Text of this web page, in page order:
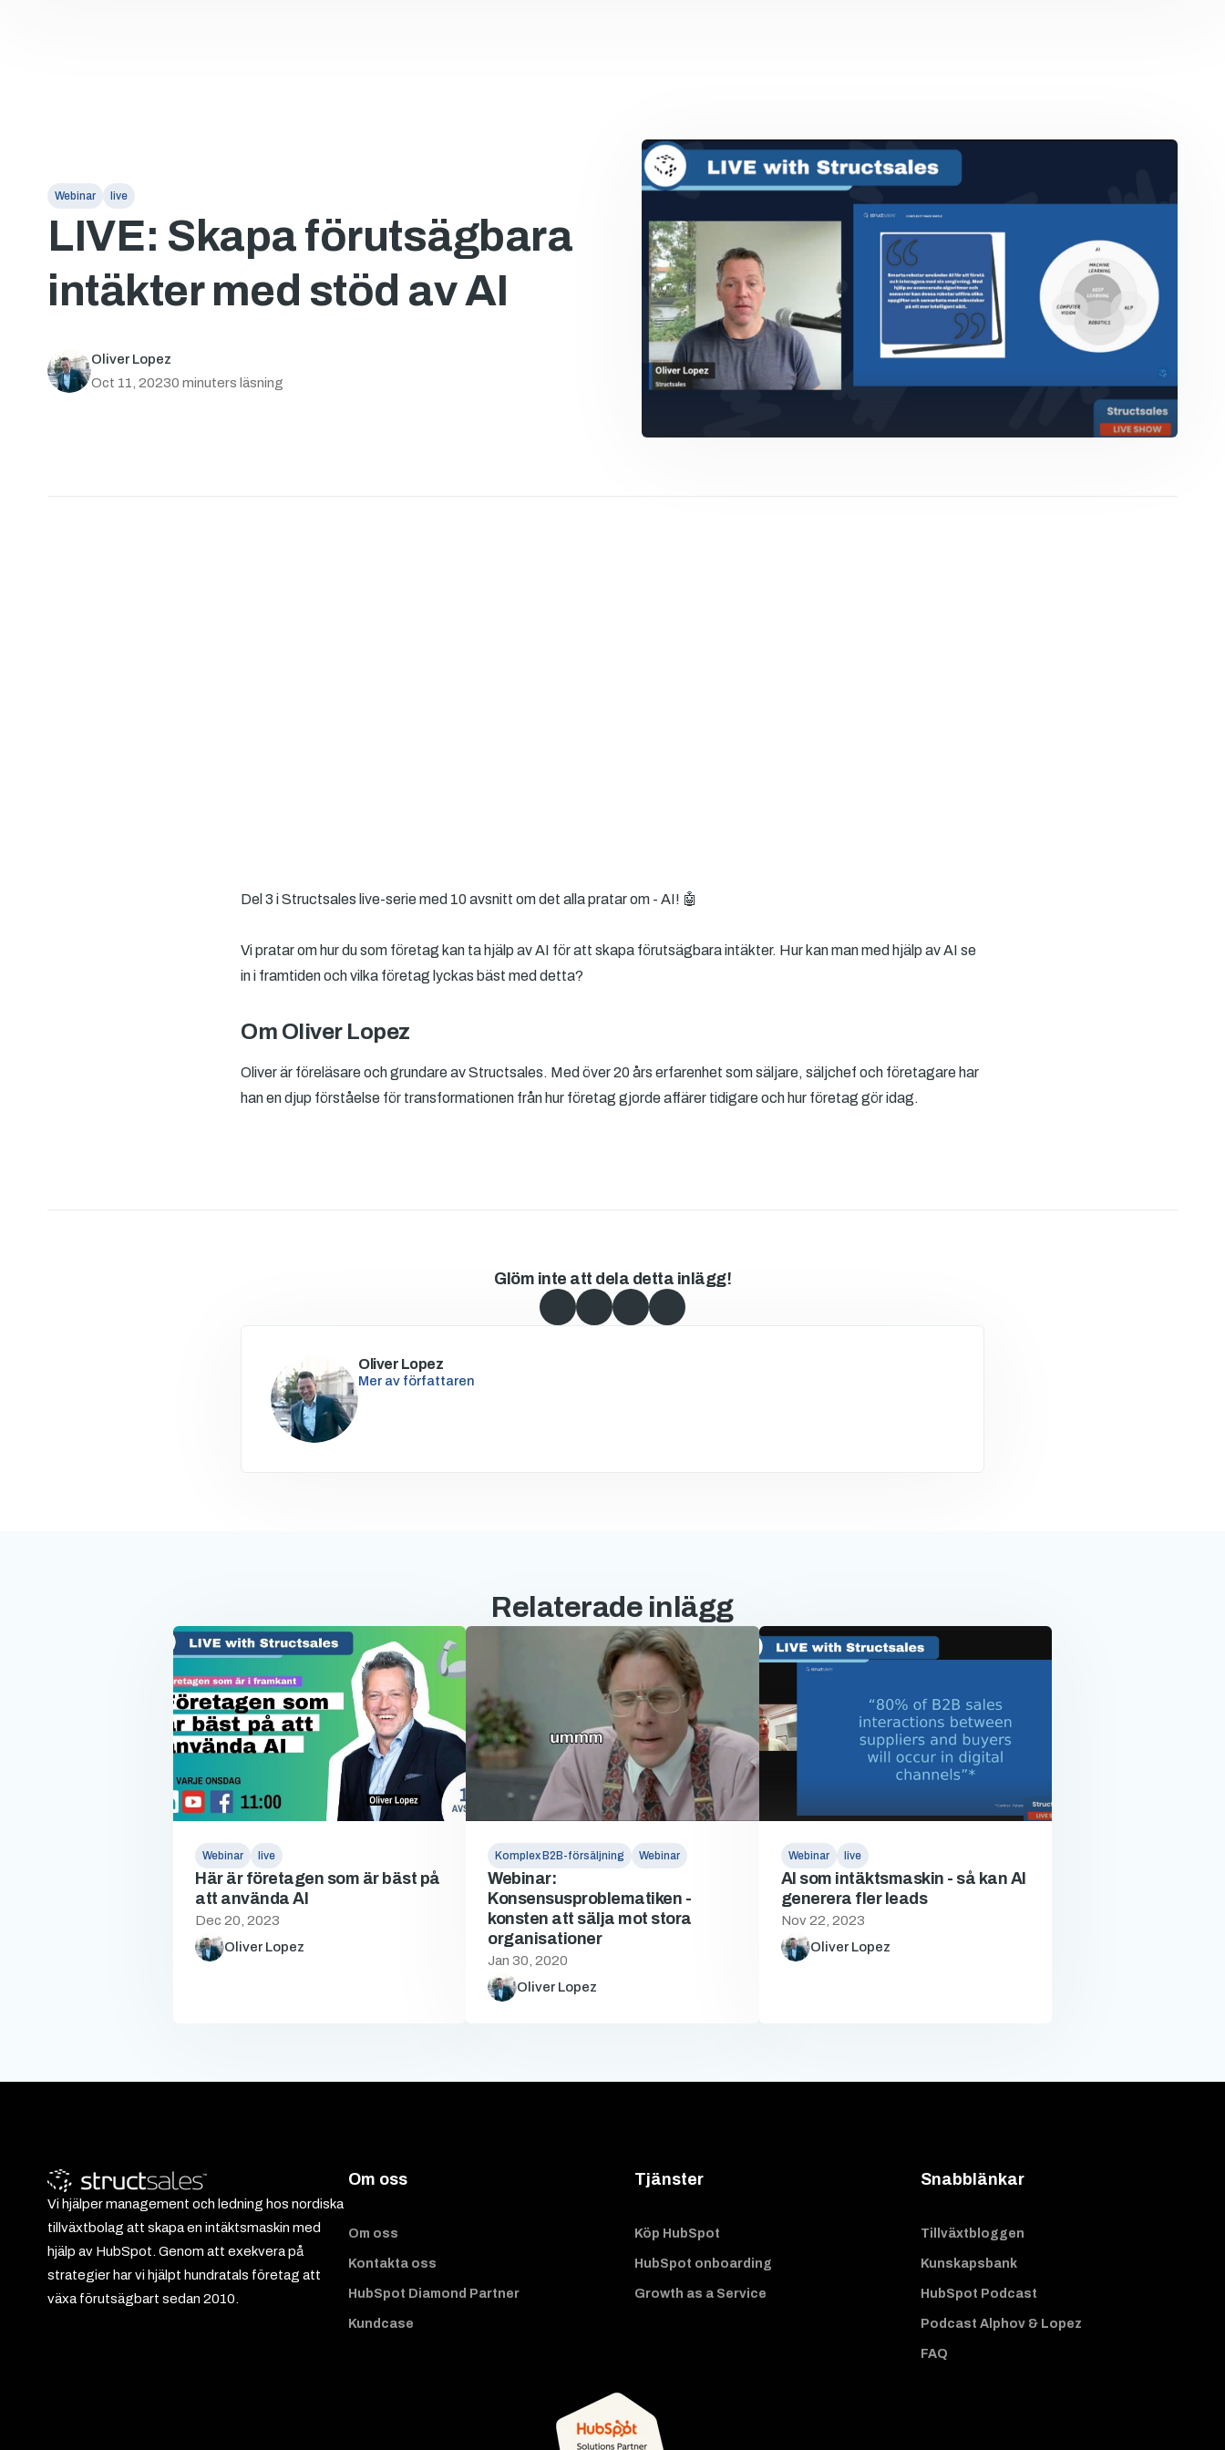
Webinar live
LIVE: Skapa förutsägbara
intäkter med stöd av AI
Oliver Lopez
Oct 11, 20230 minuters läsning
Del 3 i Structsales live-serie med 10 avsnitt om det alla pratar om - AI! 🤖
Vi pratar om hur du som företag kan ta hjälp av AI för att skapa förutsägbara intäkter. Hur kan man med hjälp av AI se
in i framtiden och vilka företag lyckas bäst med detta?
Om Oliver Lopez
Oliver är föreläsare och grundare av Structsales. Med över 20 års erfarenhet som säljare, säljchef och företagare har
han en djup förståelse för transformationen från hur företag gjorde affärer tidigare och hur företag gör idag.
Glöm inte att dela detta inlägg!
Oliver Lopez
Mer av författaren
Relaterade inlägg
Webinar live
Här är företagen som är bäst på
att använda AI
Dec 20, 2023
Oliver Lopez
Komplex B2B-försäljning Webinar
Webinar:
Konsensusproblematiken -
konsten att sälja mot stora
organisationer
Jan 30, 2020
Oliver Lopez
Webinar live
AI som intäktsmaskin - så kan AI
generera fler leads
Nov 22, 2023
Oliver Lopez
Vi hjälper management och ledning hos nordiska
tillväxtbolag att skapa en intäktsmaskin med
hjälp av HubSpot. Genom att exekvera på
strategier har vi hjälpt hundratals företag att
växa förutsägbart sedan 2010.
Om oss
Om oss
Kontakta oss
HubSpot Diamond Partner
Kundcase
Tjänster
Köp HubSpot
HubSpot onboarding
Growth as a Service
Snabblänkar
Tillväxtbloggen
Kunskapsbank
HubSpot Podcast
Podcast Alphov & Lopez
FAQ